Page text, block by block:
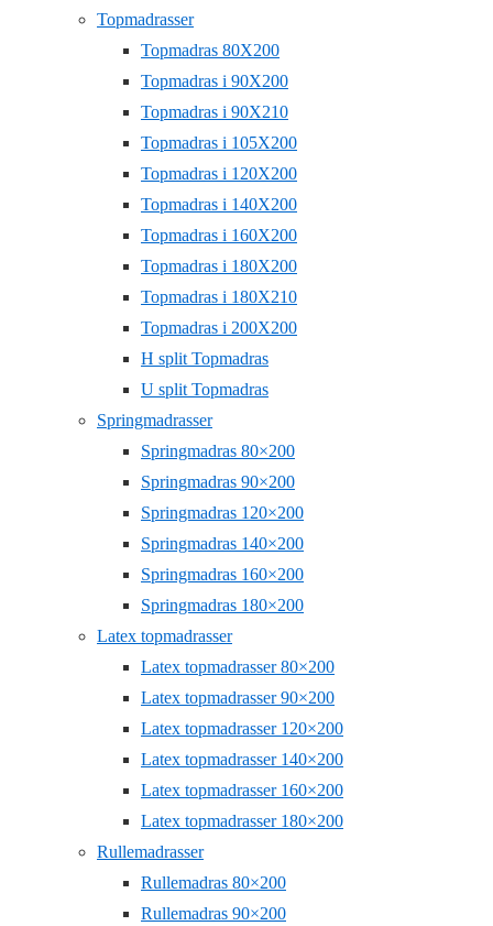
Topmadrasser
Topmadras 80X200
Topmadras i 90X200
Topmadras i 90X210
Topmadras i 105X200
Topmadras i 120X200
Topmadras i 140X200
Topmadras i 160X200
Topmadras i 180X200
Topmadras i 180X210
Topmadras i 200X200
H split Topmadras
U split Topmadras
Springmadrasser
Springmadras 80×200
Springmadras 90×200
Springmadras 120×200
Springmadras 140×200
Springmadras 160×200
Springmadras 180×200
Latex topmadrasser
Latex topmadrasser 80×200
Latex topmadrasser 90×200
Latex topmadrasser 120×200
Latex topmadrasser 140×200
Latex topmadrasser 160×200
Latex topmadrasser 180×200
Rullemadrasser
Rullemadras 80×200
Rullemadras 90×200